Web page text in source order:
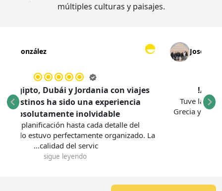
múltiples culturas y paisajes.
Grecia
María González
Viajar a Egipto, Dubái y Jordania con viajes
multidestinos ha sido una experiencia
absolutamente inolvidable.
Desde la planificación hasta cada detalle del
todo estuvo perfectamente organizado. La
calidad del servic...
sigue leyendo